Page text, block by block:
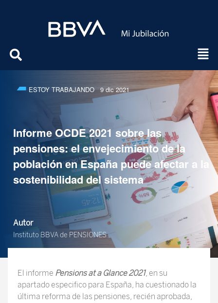
ESTOY TRABAJANDO9 dic 2021
Informe OCDE 2021 sobre las
pensiones: el envejecimiento de la
población en España puede afectar a la
sostenibilidad del sistema
Autor
Instituto BBVA de PENSIONES
El informe Pensions at a Glance 2021, en su
apartado especifico para España, ha cuestionado la
última reforma de las pensiones, recién aprobada,